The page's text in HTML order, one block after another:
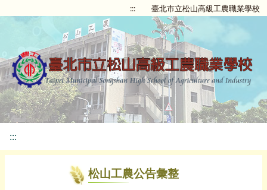
::: 臺北市立松山高級工農職業學校
:::
松山工農公告彙整